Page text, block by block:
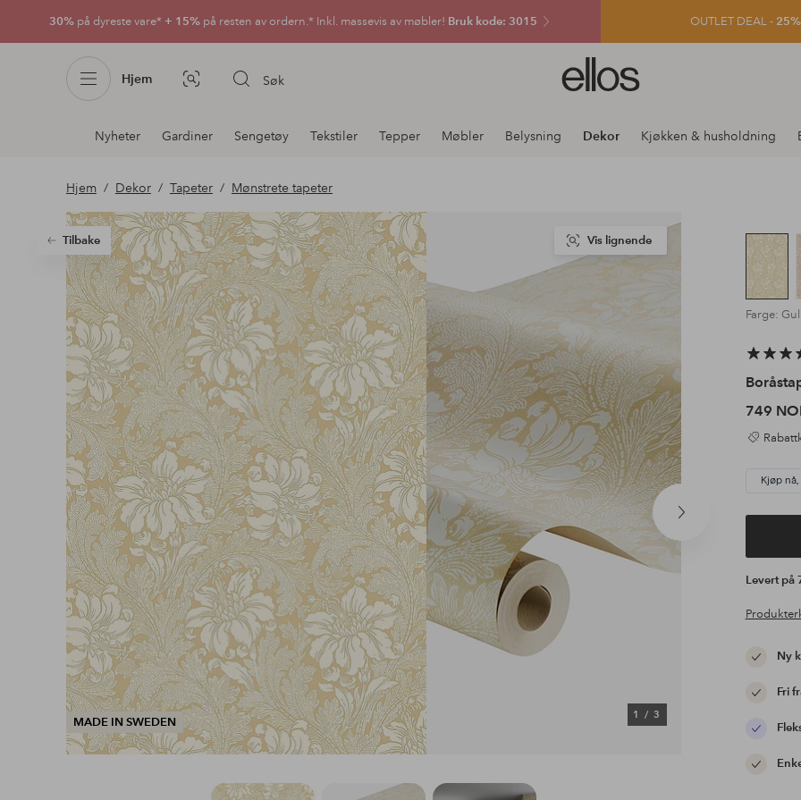
30% på dyreste vare* + 15% på resten av ordern.* Inkl. massevis av møbler! Bruk kode: 3015 OUTLET DEAL -
Hjem Bildesøk Søk
Ellos
logo
Avdelingsnavigering
Nyheter Gardiner Sengetøy Tekstiler Tepper Møbler Belysning Dekor Kjøkken & husholdning
Hjem Dekor Tapeter Mønstrete tapeter
Tilbake
Neste
MADE IN SWEDEN
1/ 3
Vis lignende
Farge:
749
Kjøp
Levert
Ny
Fri